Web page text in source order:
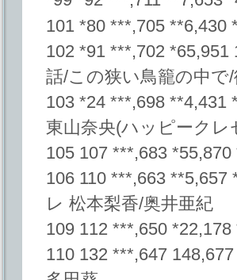
101 *80 ***,705
102 *91 ***,702
話/この狭い鳥籠の中で
103 *24 ***,698
東山奈央(ハッピーク
105 107 ***,683
106 110 ***,663
レ 松本梨香/奥井亜紀
109 112 ***,650
110 132 ***,647